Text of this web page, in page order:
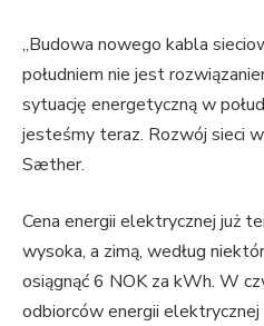
„Budowa nowego kabla
południem nie jest
sytuację energetyczną w
jesteśmy teraz. Rozwój sieci
Sæther.
Cena energii elektrycznej już
wysoka, a zimą, według
osiągnąć 6 NOK za kWh. W
odbiorców energii elektrycznej